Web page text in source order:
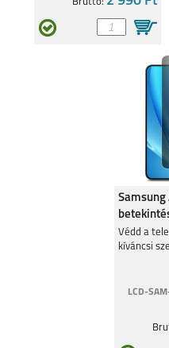
GALAXY S20+
GALAXY A6
Samsung
üvegfólia
Védd a
kíváncsi
LCD-